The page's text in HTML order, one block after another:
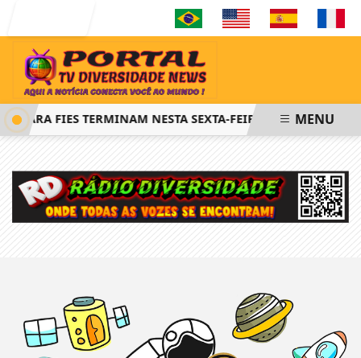
PARA FIES TERMINAM NESTA SEXTA-FEIRA SAIBA
MENU